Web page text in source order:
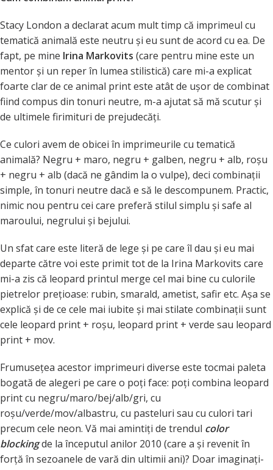
Stacy London a declarat acum mult timp că imprimeul cu
tematică animală este neutru și eu sunt de acord cu ea. De
fapt, pe mine Irina Markovits (care pentru mine este un
mentor și un reper în lumea stilistică) care mi-a explicat
foarte clar de ce animal print este atât de ușor de combinat
fiind compus din tonuri neutre, m-a ajutat să mă scutur și
de ultimele firimituri de prejudecăți.
Ce culori avem de obicei în imprimeurile cu tematică
animală? Negru + maro, negru + galben, negru + alb, roșu
+ negru + alb (dacă ne gândim la o vulpe), deci combinații
simple, în tonuri neutre dacă e să le descompunem. Practic,
nimic nou pentru cei care preferă stilul simplu și safe al
maroului, negrului și bejului.
Un sfat care este literă de lege și pe care îl dau și eu mai
departe către voi este primit tot de la Irina Markovits care
mi-a zis că leopard printul merge cel mai bine cu culorile
pietrelor prețioase: rubin, smarald, ametist, safir etc. Așa se
explică și de ce cele mai iubite și mai stilate combinații sunt
cele leopard print + roșu, leopard print + verde sau leopard
print + mov.
Frumusețea acestor imprimeuri diverse este tocmai paleta
bogată de alegeri pe care o poți face: poți combina leopard
print cu negru/maro/bej/alb/gri, cu
roșu/verde/mov/albastru, cu pasteluri sau cu culori tari
precum cele neon. Vă mai amintiți de trendul color
blockingde la începutul anilor 2010 (care a și revenit în
forță în sezoanele de vară din ultimii ani)? Doar imaginați-